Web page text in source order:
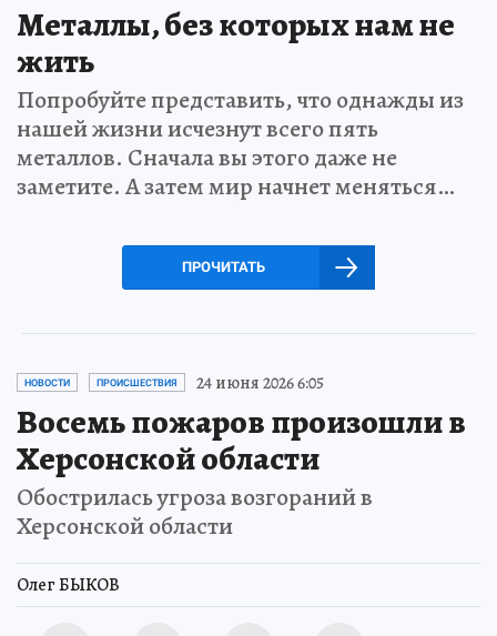
Металлы, без которых нам не
жить
Попробуйте представить, что однажды из
нашей жизни исчезнут всего пять
металлов. Сначала вы этого даже не
заметите. А затем мир начнет меняться…
ПРОЧИТАТЬ
НОВОСТИ ПРОИСШЕСТВИЯ 24 июня 2026 6:05
Восемь пожаров произошли в
Херсонской области
Обострилась угроза возгораний в
Херсонской области
Олег БЫКОВ